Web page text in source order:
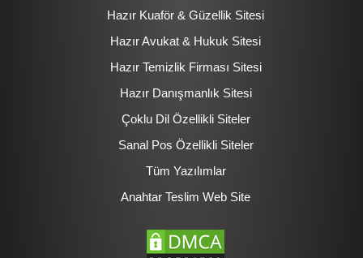
Hazır Kuaför & Güzellik Sitesi
Hazır Avukat & Hukuk Sitesi
Hazır Temizlik Firması Sitesi
Hazır Danışmanlık Sitesi
Çoklu Dil Özellikli Siteler
Sanal Pos Özellikli Siteler
Tüm Yazılımlar
Anahtar Teslim Web Site